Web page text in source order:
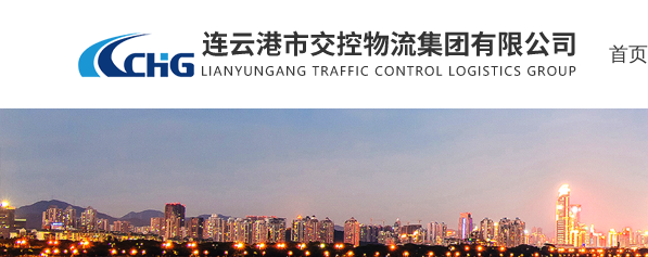
首页